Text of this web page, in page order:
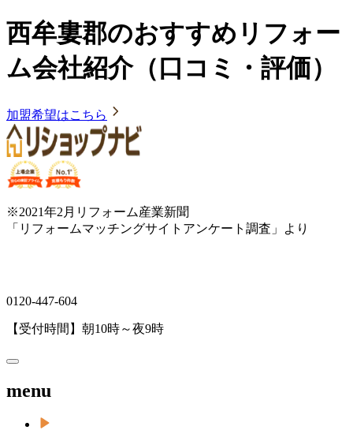
西牟婁郡のおすすめリフォー
ム会社紹介（口コミ・評価）
加盟希望はこちら
※2021年2月リフォーム産業新聞
「リフォームマッチングサイトアンケート調査」より
0120-447-604
【受付時間】朝10時～夜9時
menu